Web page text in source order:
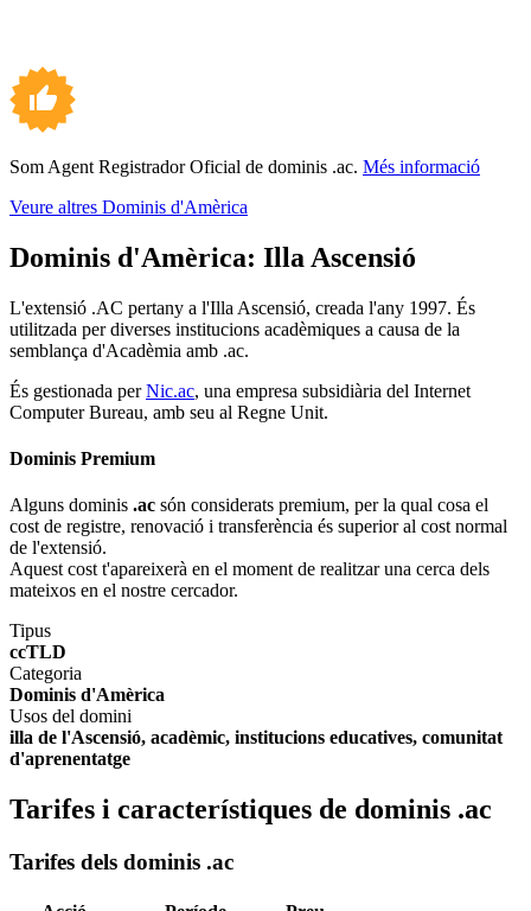
Som Agent Registrador Oficial de dominis .ac. Més informació
Veure altres Dominis d'Amèrica
Dominis d'Amèrica: Illa Ascensió
L'extensió .AC pertany a l'Illa Ascensió, creada l'any 1997. És
utilitzada per diverses institucions acadèmiques a causa de la
semblança d'Acadèmia amb .ac.
És gestionada perNic.ac, una empresa subsidiària del Internet
Computer Bureau, amb seu al Regne Unit.
Dominis Premium
Alguns dominis .ac són considerats premium, per la qual cosa el
cost de registre, renovació i transferència és superior al cost normal
de l'extensió.
Aquest cost t'apareixerà en el moment de realitzar una cerca dels
mateixos en el nostre cercador.
Tipus
ccTLD
Categoria
Dominis d'Amèrica
Usos del domini
illa de l'Ascensió, acadèmic, institucions educatives, comunitat
d'aprenentatge
Tarifes i característiques de dominis .ac
Tarifes dels dominis .ac